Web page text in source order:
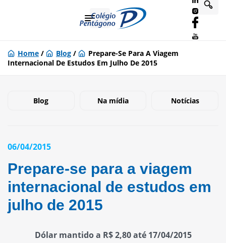
Home / Blog /
Prepare-Se Para A Viagem
Internacional De Estudos Em Julho De 2015
Blog Na mídia Notícias
06/04/2015
Prepare-se para a viagem
internacional de estudos em
julho de 2015
Dólar mantido a R$ 2,80 até 17/04/2015